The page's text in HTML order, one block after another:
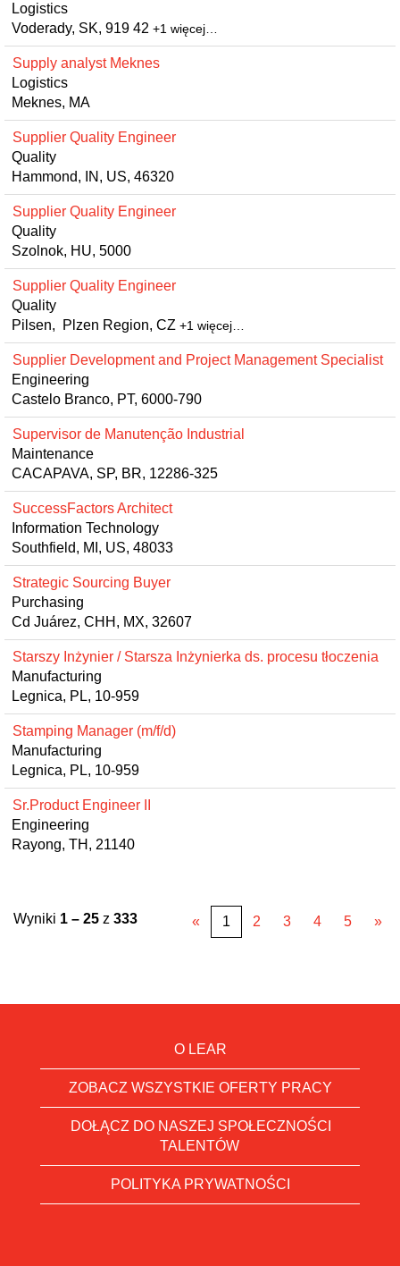
Logistics
Voderady, SK, 919 42 +1 więcej…
Supply analyst Meknes
Logistics
Meknes, MA
Supplier Quality Engineer
Quality
Hammond, IN, US, 46320
Supplier Quality Engineer
Quality
Szolnok, HU, 5000
Supplier Quality Engineer
Quality
Pilsen, Plzen Region, CZ +1 więcej…
Supplier Development and Project Management Specialist
Engineering
Castelo Branco, PT, 6000-790
Supervisor de Manutenção Industrial
Maintenance
CACAPAVA, SP, BR, 12286-325
SuccessFactors Architect
Information Technology
Southfield, MI, US, 48033
Strategic Sourcing Buyer
Purchasing
Cd Juárez, CHH, MX, 32607
Starszy Inżynier / Starsza Inżynierka ds. procesu tłoczenia
Manufacturing
Legnica, PL, 10-959
Stamping Manager (m/f/d)
Manufacturing
Legnica, PL, 10-959
Sr.Product Engineer II
Engineering
Rayong, TH, 21140
Wyniki 1 – 25 z 333 « 1 2 3 4 5 »
O LEAR
ZOBACZ WSZYSTKIE OFERTY PRACY
DOŁĄCZ DO NASZEJ SPOŁECZNOŚCI
TALENTÓW
POLITYKA PRYWATNOŚCI